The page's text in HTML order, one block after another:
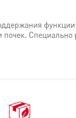
функции